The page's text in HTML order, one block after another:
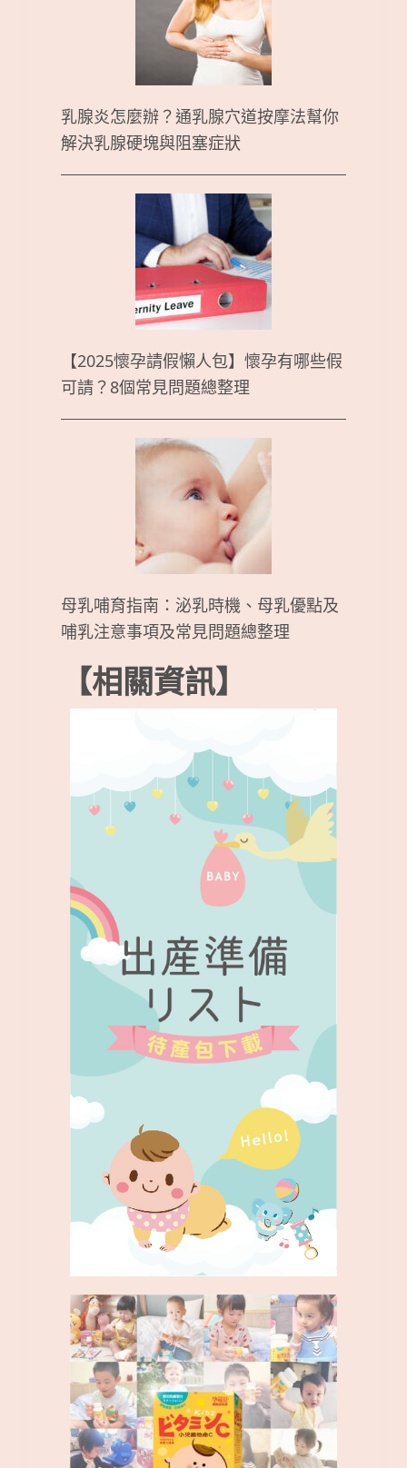
乳腺炎怎麼辦？通乳腺穴道按摩法幫你
解決乳腺硬塊與阻塞症狀
【2025懷孕請假懶人包】懷孕有哪些假
可請？8個常見問題總整理
母乳哺育指南：泌乳時機、母乳優點及
哺乳注意事項及常見問題總整理
【相關資訊】